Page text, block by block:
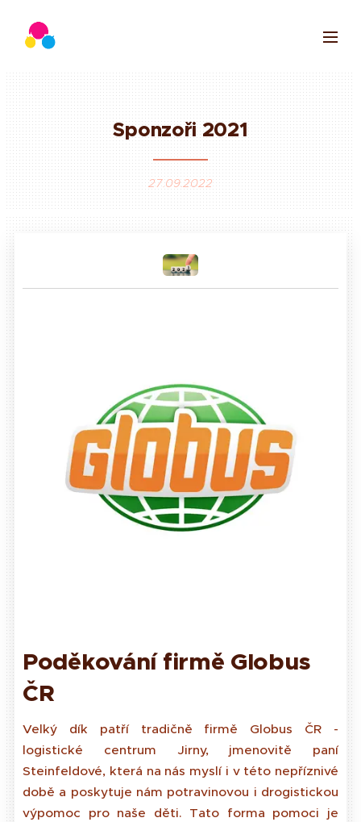
Sponzoři2021
27.09.2022
Poděkování firmě Globus
ČR
Velký dík patří tradičně firmě Globus ČR -
logistické centrum Jirny, jmenovitě paní
Steinfeldové, která na nás myslí i v této nepříznivé
době a poskytuje nám potravinovou i drogistickou
výpomoc pro naše děti. Tato forma pomoci je